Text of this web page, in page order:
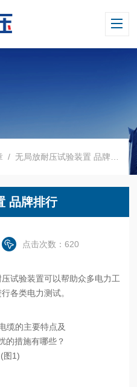
/ 无局放耐压试验装置 品牌排行
品牌排行
点击次数：620
试验装置可以帮助众多电力工
各类电力测试。